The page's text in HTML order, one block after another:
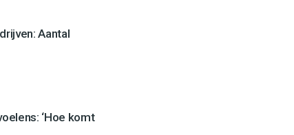
Aantal
‘Hoe komt